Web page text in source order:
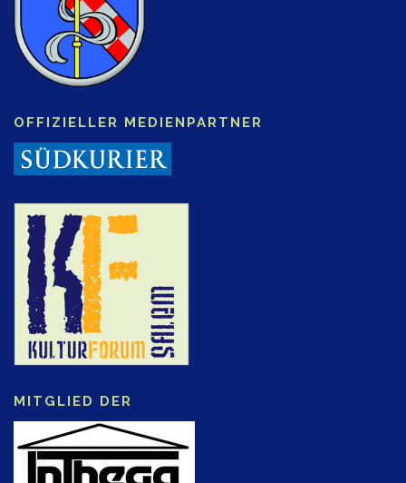
OFFIZIELLER MEDIENPARTNER
MITGLIED DER